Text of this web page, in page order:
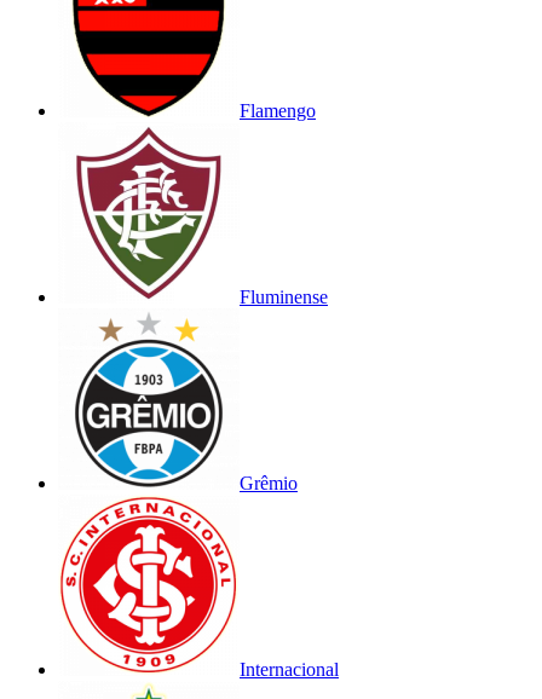
Flamengo
Fluminense
Grêmio
Internacional